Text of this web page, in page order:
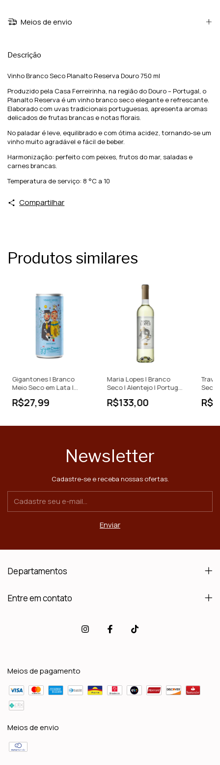
Meios de envio
Descrição
Vinho Branco Seco Planalto Reserva Douro 750 ml
Produzido pela Casa Ferreirinha, na região do Douro – Portugal, o
Planalto Reserva é um vinho branco seco elegante e refrescante.
Elaborado com uvas tradicionais portuguesas, apresenta aromas
delicados de frutas brancas e notas florais.
No paladar é leve, equilibrado e com ótima acidez, tornando-se um
vinho muito agradável e fácil de beber.
Harmonização: perfeito com peixes, frutos do mar, saladas e
carnes brancas.
Temperatura de serviço: 8 °C a 10
Compartilhar
Produtos similares
Gigantones | Branco
Meio Seco em Lata |
Vinho Verde | Portugal |
250ml
R$27,99
Maria Lopes | Branco
Seco | Alentejo | Portugal
| 750ml
R$133,00
Seco
750ml
Newsletter
Cadastre-se e receba nossas ofertas.
Departamentos
Entre em contato
Meios de pagamento
Meios de envio